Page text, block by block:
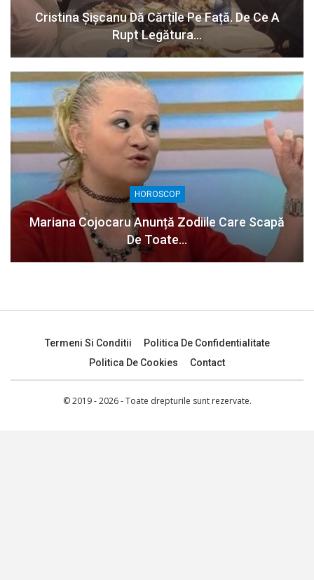
Cristina Șișcanu Dă Cărțile Pe Față. De Ce A
Rupt Legătura…
HOROSCOP
Mariana Cojocaru Anunță Zodiile Care Scapă
De Toate…
Termeni Si Conditii
Politica De Confidentialitate
Politica De Cookies
Contact
© 2019 - 2026 - Toate drepturile sunt rezervate.